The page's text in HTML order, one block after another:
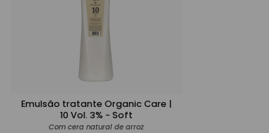
Emulsão tratante Organic Care |
10 Vol. 3% - Soft
Com cera natural de arroz